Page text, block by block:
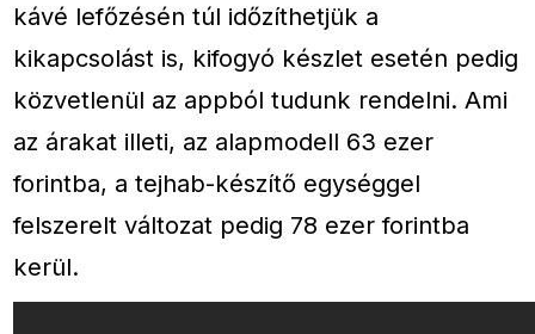
kávé lefőzésén túl időzíthetjük a
kikapcsolást is, kifogyó készlet esetén pedig
közvetlenül az appból tudunk rendelni. Ami
az árakat illeti, az alapmodell 63 ezer
forintba, a tejhab-készítő egységgel
felszerelt változat pedig 78 ezer forintba
kerül.